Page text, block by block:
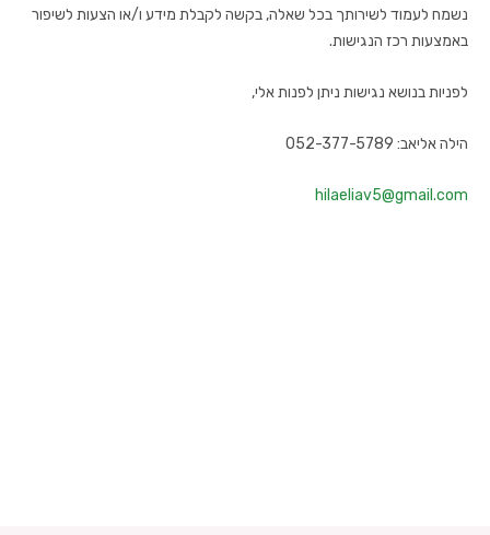
נשמח לעמוד לשירותך בכל שאלה, בקשה לקבלת מידע ו/או הצעות לשיפור
באמצעות רכז הנגישות.
לפניות בנושא נגישות ניתן לפנות אלי,
הילה אליאב: 052-377-5789
hilaeliav5@gmail.com